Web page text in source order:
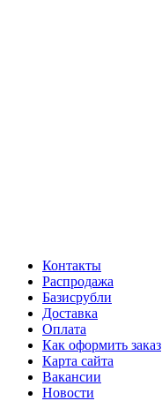
Контакты
Распродажа
Базисрубли
Доставка
Оплата
Как оформить заказ
Карта сайта
Вакансии
Новости